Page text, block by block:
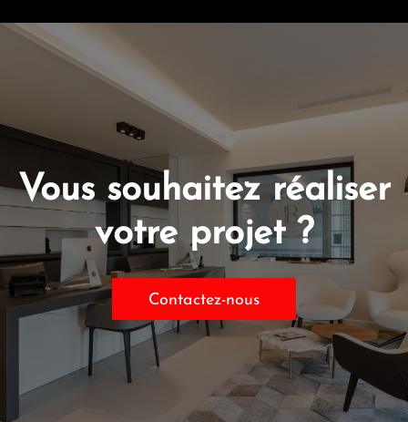
Vous souhaitez réaliser
votre projet ?
Contactez-nous